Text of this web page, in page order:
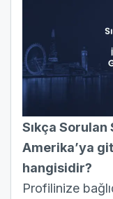
Sıkça Sorulan
Amerika’ya
hangisidir?
Profilinize